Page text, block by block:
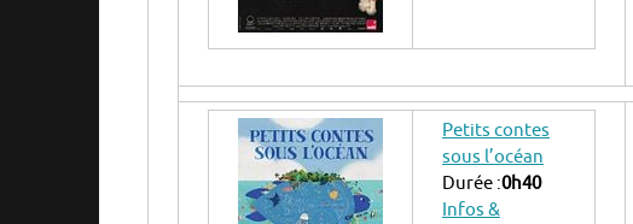
Petits contes
sous l’océan
Durée :0h40
Infos &